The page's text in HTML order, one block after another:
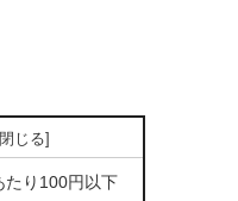
たり100円以下